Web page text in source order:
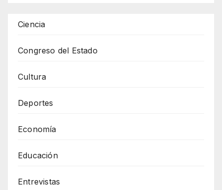
Ciencia
Congreso del Estado
Cultura
Deportes
Economía
Educación
Entrevistas